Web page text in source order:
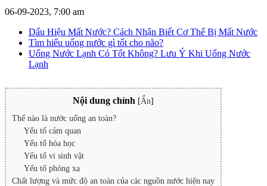
06-09-2023, 7:00 am
Dấu Hiệu Mất Nước? Cách Nhận Biết Cơ Thể Bị Mất Nước
Tìm hiểu uống nước gì tốt cho não?
Uống Nước Lạnh Có Tốt Không? Lưu Ý Khi Uống Nước
Lạnh
Nội dung chính [Ẩn]
Thế nào là nước uống an toàn?
Yếu tố cảm quan
Yếu tố hóa học
Yếu tố vi sinh vật
Yếu tố phóng xạ
Chất lượng và mức độ an toàn của các nguồn nước hiện nay